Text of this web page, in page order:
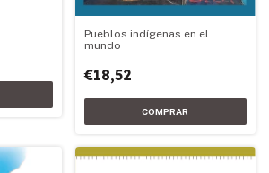
Pueblos indígenas en el
mundo
€18,52